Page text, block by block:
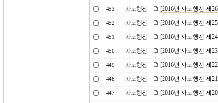
453 사도행전 [2016년 사도행전 제
452 사도행전 [2016년 사도행전 제
451 사도행전 [2016년 사도행전 제
450 사도행전 [2016년 사도행전 제
449 사도행전 [2016년 사도행전 제
448 사도행전 [2016년 사도행전 제
447 사도행전 [2016년 사도행전 제